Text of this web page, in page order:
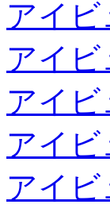
アイ
アイ
アイ
アイ
アイ